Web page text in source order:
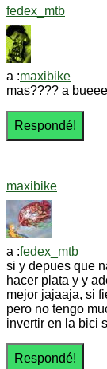
fedex_mtb
a :maxibike
mas???? a
maxibike
a :fedex_mtb
si y depues que
hacer plata y y
mejor jajaaja, si
pero no tengo
invertir en la bici